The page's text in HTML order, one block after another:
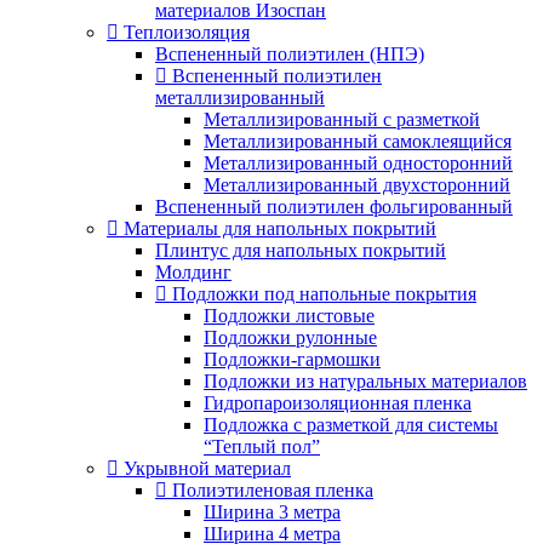
материалов Изоспан
Теплоизоляция
Вспененный полиэтилен (НПЭ)
Вспененный полиэтилен
металлизированный
Металлизированный с разметкой
Металлизированный самоклеящийся
Металлизированный односторонний
Металлизированный двухсторонний
Вспененный полиэтилен фольгированный
Материалы для напольных покрытий
Плинтус для напольных покрытий
Молдинг
Подложки под напольные покрытия
Подложки листовые
Подложки рулонные
Подложки-гармошки
Подложки из натуральных материалов
Гидропароизоляционная пленка
Подложка с разметкой для системы
“Теплый пол”
Укрывной материал
Полиэтиленовая пленка
Ширина 3 метра
Ширина 4 метра